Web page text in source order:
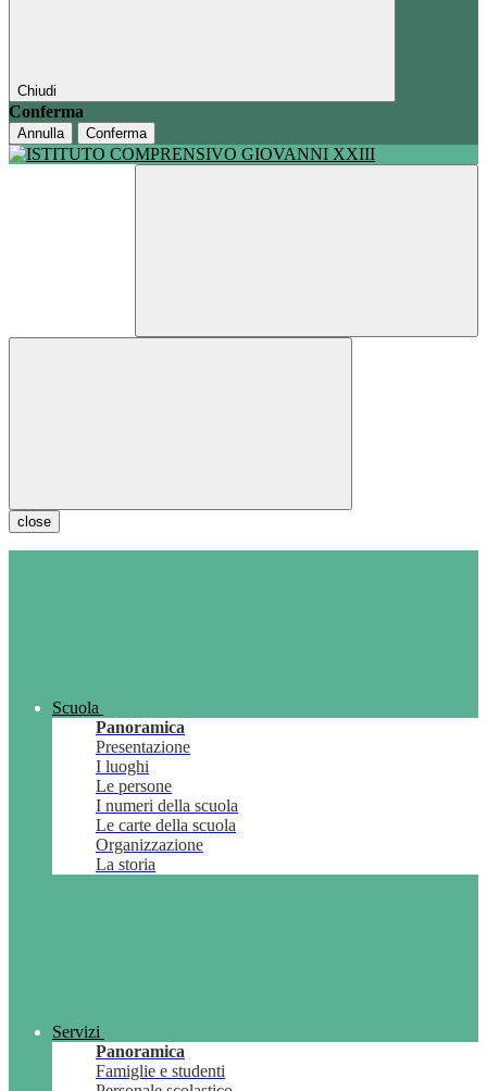
Chiudi
Conferma
Annulla Conferma
close
Scuola
Panoramica
Presentazione
I luoghi
Le persone
I numeri della scuola
Le carte della scuola
Organizzazione
La storia
Servizi
Panoramica
Famiglie e studenti